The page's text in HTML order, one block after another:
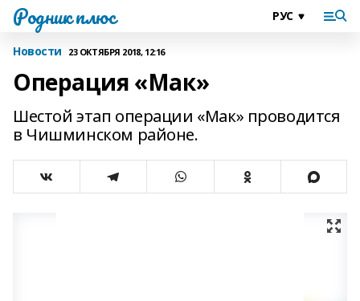
Родник плюс
Новости 23 ОКТЯБРЯ 2018, 12:16
Операция «Мак»
Шестой этап операции «Мак» проводится
в Чишминском районе.